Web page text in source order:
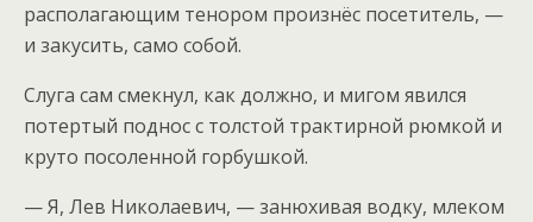
располагающим тенором произнёс посетитель, —
и закусить, само собой.
Слуга сам смекнул, как должно, и мигом явился
потертый поднос с толстой трактирной рюмкой и
круто посоленной горбушкой.
— Я, Лев Николаевич, — занюхивая водку, млеком